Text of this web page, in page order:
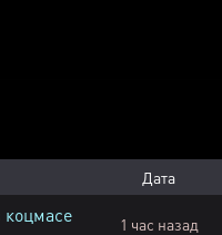
Дата
1 час назад